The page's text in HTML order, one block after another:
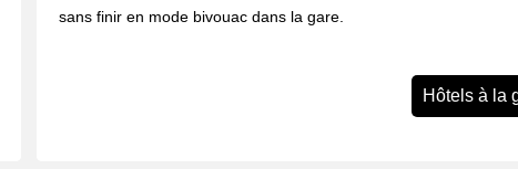
sans finir en mode bivouac dans la gare.
Hôtels à la